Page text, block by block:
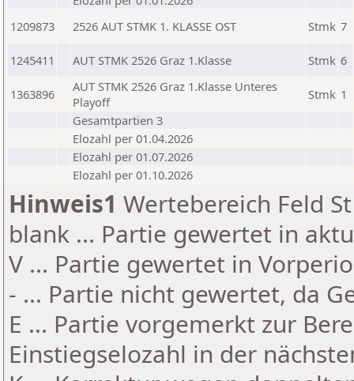
1209873
2526 AUT STMK 1. KLASSE OST Stmk 7
1245411 AUT STMK 2526 Graz 1.Klasse Stmk 6
1363896
AUT STMK 2526 Graz 1.Klasse Unteres
Playoff
Stmk 1
Gesamtpartien 3
Elozahl per 01.04.2026
Elozahl per 01.07.2026
Elozahl per 01.10.2026
Hinweis1 Wertebereich Feld
blank ... Partie gewertet in
V ... Partie gewertet in
- ... Partie nicht gewertet, da
E ... Partie vorgemerkt zur
Einstiegselozahl in der